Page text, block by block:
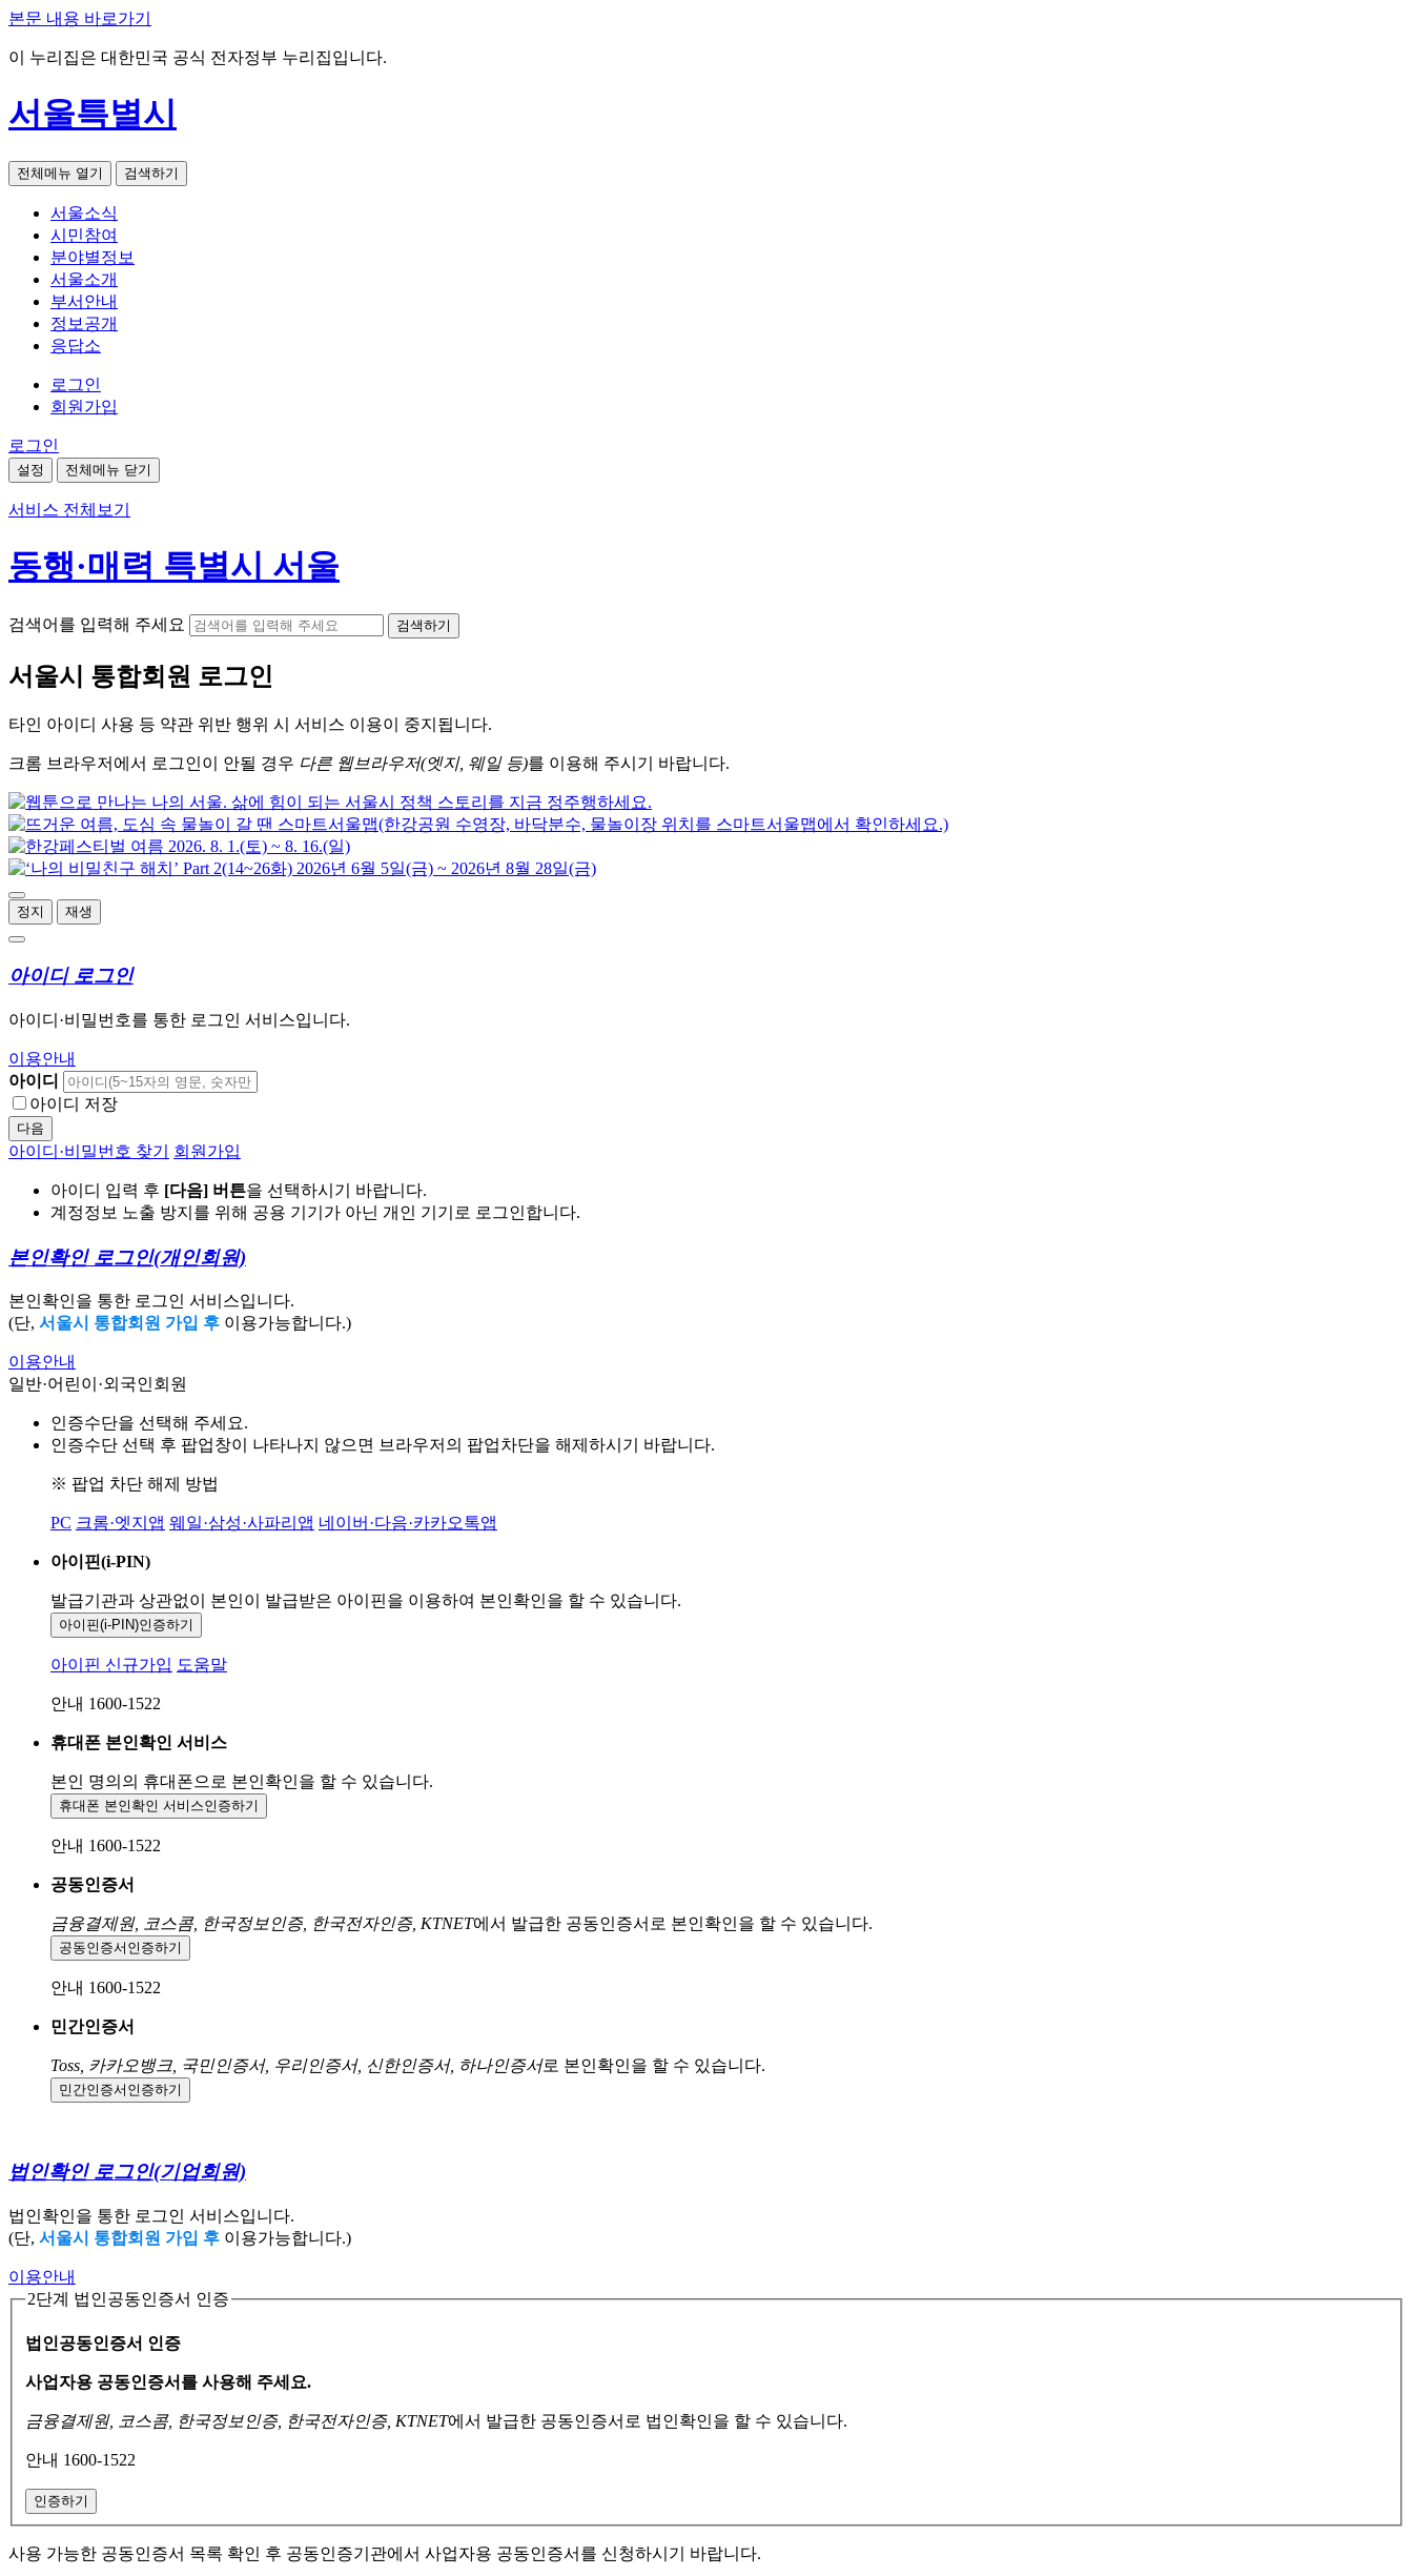
본문 내용 바로가기
이 누리집은 대한민국 공식 전자정부 누리집입니다.
서울특별시
전체메뉴 열기 검색하기
서울소식
시민참여
분야별정보
서울소개
부서안내
정보공개
응답소
로그인
회원가입
로그인
설정 전체메뉴 닫기
서비스 전체보기
동행·매력 특별시 서울
검색어를 입력해 주세요 검색하기
서울시 통합회원 로그인
타인 아이디 사용 등 약관 위반 행위 시 서비스 이용이 중지됩니다.
크롬 브라우저에서 로그인이 안될 경우 다른 웹브라우저(엣지, 웨일 등)를 이용해 주시기 바랍니다.
정지 재생
아이디 로그인
아이디·비밀번호를 통한 로그인 서비스입니다.
이용안내
아이디
아이디 저장
다음
아이디·비밀번호 찾기 회원가입
아이디 입력 후 [다음] 버튼을 선택하시기 바랍니다.
계정정보 노출 방지를 위해 공용 기기가 아닌 개인 기기로 로그인합니다.
본인확인 로그인(개인회원)
본인확인을 통한 로그인 서비스입니다.
(단, 서울시 통합회원 가입 후 이용가능합니다.)
이용안내
일반·어린이·외국인회원
인증수단을 선택해 주세요.
인증수단 선택 후 팝업창이 나타나지 않으면 브라우저의 팝업차단을 해제하시기 바랍니다.
※ 팝업 차단 해제 방법
PC 크롬·엣지앱 웨일·삼성·사파리앱 네이버·다음·카카오톡앱
아이핀(i-PIN)
발급기관과 상관없이 본인이 발급받은 아이핀을 이용하여 본인확인을 할 수 있습니다.
아이핀(i-PIN)인증하기
아이핀 신규가입 도움말
안내 1600-1522
휴대폰 본인확인 서비스
본인 명의의 휴대폰으로 본인확인을 할 수 있습니다.
휴대폰 본인확인 서비스인증하기
안내 1600-1522
공동인증서
금융결제원, 코스콤, 한국정보인증, 한국전자인증, KTNET에서 발급한 공동인증서로 본인확인을 할 수 있습니다.
공동인증서 인증하기
안내 1600-1522
민간인증서
Toss, 카카오뱅크, 국민인증서, 우리인증서, 신한인증서, 하나인증서로 본인확인을 할 수 있습니다.
민간인증서 인증하기
법인확인 로그인(기업회원)
법인확인을 통한 로그인 서비스입니다.
(단, 서울시 통합회원 가입 후 이용가능합니다.)
이용안내
2단계 법인공동인증서 인증
법인공동인증서 인증
사업자용 공동인증서를 사용해 주세요.
금융결제원, 코스콤, 한국정보인증, 한국전자인증, KTNET에서 발급한 공동인증서로 법인확인을 할 수 있습니다.
안내 1600-1522
인증하기
사용 가능한 공동인증서 목록 확인 후 공동인증기관에서 사업자용 공동인증서를 신청하시기 바랍니다.